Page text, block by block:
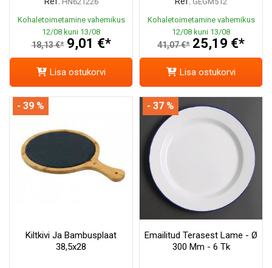
Kohaletoimetamine vahemikus
12/08 kuni 13/08
18,13 €* 9,01 €*
Lisa ostukorvi
Kohaletoimetamine vahemikus
12/08 kuni 13/08
41,07 €* 25,19 €*
Lisa ostukorvi
Kiltkivi Ja Bambusplaat
38,5x28
- 39 %
Emailitud Terasest Lame - Ø
300 Mm - 6 Tk
- 37 %